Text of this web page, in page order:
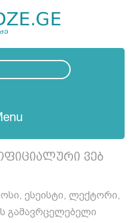
ვებ
ესეისტი, ლექტორი,
გამავრცელებელი